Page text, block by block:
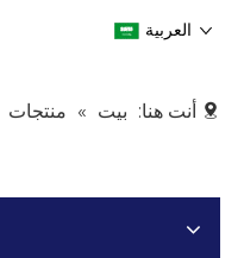
العربية
أنت هنا: بيت » منتجات